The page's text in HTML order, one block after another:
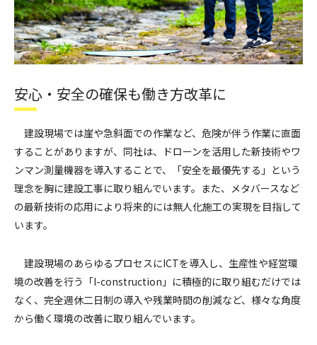
安心・安全の確保も働き方改革に
建設現場では崖や急斜面での作業など、危険が伴う作業に直面
することがありますが、同社は、ドローンを活用した新技術やワ
ンマン測量機器を導入することで、「安全を最優先する」という
理念を胸に建設工事に取り組んでいます。また、メタバースなど
の最新技術の応用により将来的には無人化施工の実現を目指して
います。
建設現場のあらゆるプロセスにICTを導入し、生産性や経営環
境の改善を行う「I-construction」に積極的に取り組むだけでは
なく、完全週休二日制の導入や残業時間の削減など、様々な角度
から働く環境の改善に取り組んでいます。